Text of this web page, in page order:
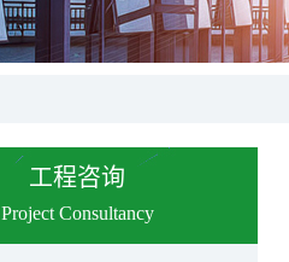
工程咨询
Project Consultancy